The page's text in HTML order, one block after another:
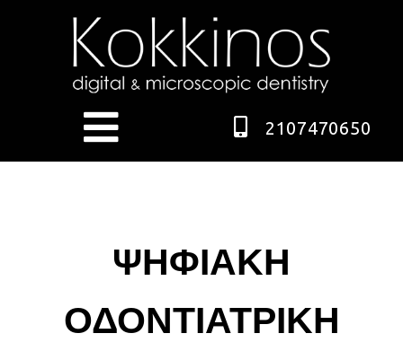
2107470650
ΨΗΦΙΑΚΗ
ΟΔΟΝΤΙΑΤΡΙΚΗ